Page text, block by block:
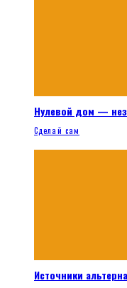
Нулевой дом —
Сделай сам
Источники